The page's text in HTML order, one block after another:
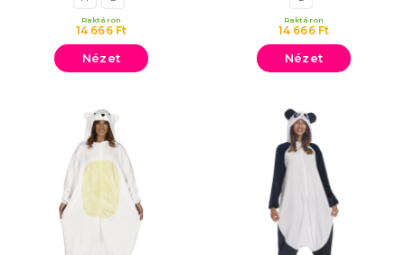
14 666 Ft
Raktáron
Nézet
14 666 Ft
Raktáron
Nézet